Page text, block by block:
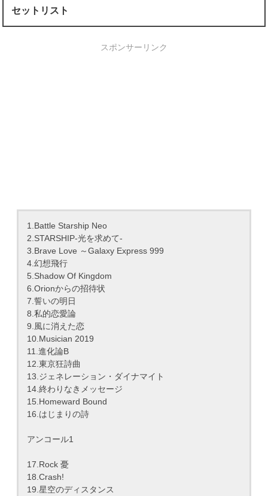
セットリスト
スポンサーリンク
1.Battle Starship Neo
2.STARSHIP-光を求めて-
3.Brave Love ～Galaxy Express 999
4.幻想飛行
5.Shadow Of Kingdom
6.Orionからの招待状
7.誓いの明日
8.私的恋愛論
9.風に消えた恋
10.Musician 2019
11.進化論B
12.東京狂詩曲
13.ジェネレーション・ダイナマイト
14.終わりなきメッセージ
15.Homeward Bound
16.はじまりの詩
アンコール1
17.Rock 憂
18.Crash!
19.星空のディスタンス